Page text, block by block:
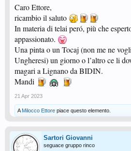
anche noi di un simile misuratore di vibrazioni,
direttamente ai nostri esperti, come il succitato
e saprà sicuramente come si fa. Per intuito, ma
dire, comunque per esperienza acquisita e
alcuno? Le dobbiam provar tutte, chissà che
ettore
Caro Ettore,
ricambio il saluto
In materia di telai peró, più che
appassionato.
Una pinta o un Tocaj (non me ne
Ungheresi) un giorno o l’altro ce li
magari a Lignano da BIDIN.
Mandi
21 Apr 2023
A Milocco Ettore piace questo elemento.
Sartori Giovanni
seguace gruppo rinco